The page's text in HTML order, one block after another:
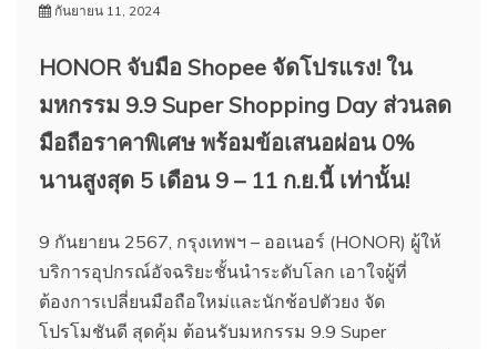
กันยายน 11, 2024
HONOR จับมือ Shopee จัดโปรแรง! ใน
มหกรรม 9.9 Super Shopping Day ส่วนลด
มือถือราคาพิเศษ พร้อมข้อเสนอผ่อน 0%
นานสูงสุด 5 เดือน 9 – 11 ก.ย.นี้ เท่านั้น!
9 กันยายน 2567, กรุงเทพฯ – ออเนอร์ (HONOR) ผู้ให้
บริการอุปกรณ์อัจฉริยะชั้นนำระดับโลก เอาใจผู้ที่
ต้องการเปลี่ยนมือถือใหม่และนักช้อปตัวยง จัด
โปรโมชันดี สุดคุ้ม ต้อนรับมหกรรม 9.9 Super